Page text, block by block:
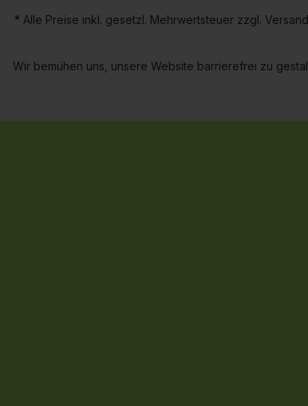
* Alle Preise inkl. gesetzl. Mehrwertsteuer zzgl.
Wir bemühen uns, unsere Website barrierefrei zu